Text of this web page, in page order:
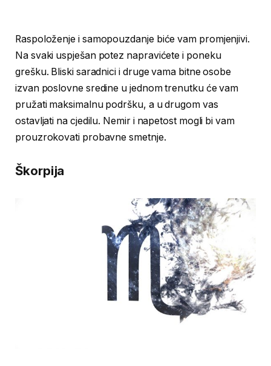
Raspoloženje i samopouzdanje biće vam promjenjivi.
Na svaki uspješan potez napravićete i poneku
grešku. Bliski saradnici i druge vama bitne osobe
izvan poslovne sredine u jednom trenutku će vam
pružati maksimalnu podršku, a u drugom vas
ostavljati na cjedilu. Nemir i napetost mogli bi vam
prouzrokovati probavne smetnje.
Škorpija